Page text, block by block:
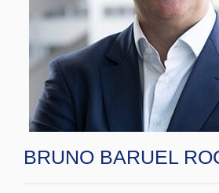
BRUNO BARUEL